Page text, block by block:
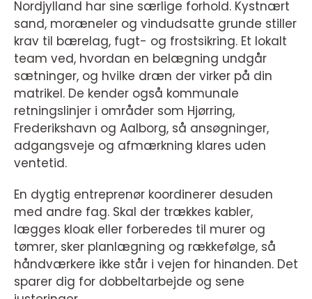
Nordjylland har sine særlige forhold. Kystnært
sand, moræneler og vindudsatte grunde stiller
krav til bærelag, fugt- og frostsikring. Et lokalt
team ved, hvordan en belægning undgår
sætninger, og hvilke dræn der virker på din
matrikel. De kender også kommunale
retningslinjer i områder som Hjørring,
Frederikshavn og Aalborg, så ansøgninger,
adgangsveje og afmærkning klares uden
ventetid.
En dygtig entreprenør koordinerer desuden
med andre fag. Skal der trækkes kabler,
lægges kloak eller forberedes til murer og
tømrer, sker planlægning og rækkefølge, så
håndværkere ikke står i vejen for hinanden. Det
sparer dig for dobbeltarbejde og sene